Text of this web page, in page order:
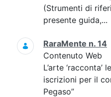
(Strumenti di
presente guida,...
RaraMente n. 14
Contenuto Web
L’arte
iscrizioni per il
Pegaso”